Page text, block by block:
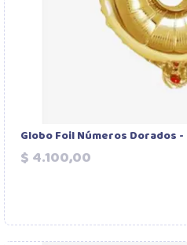
Globo Foil Números Dorados
$ 4.100,00